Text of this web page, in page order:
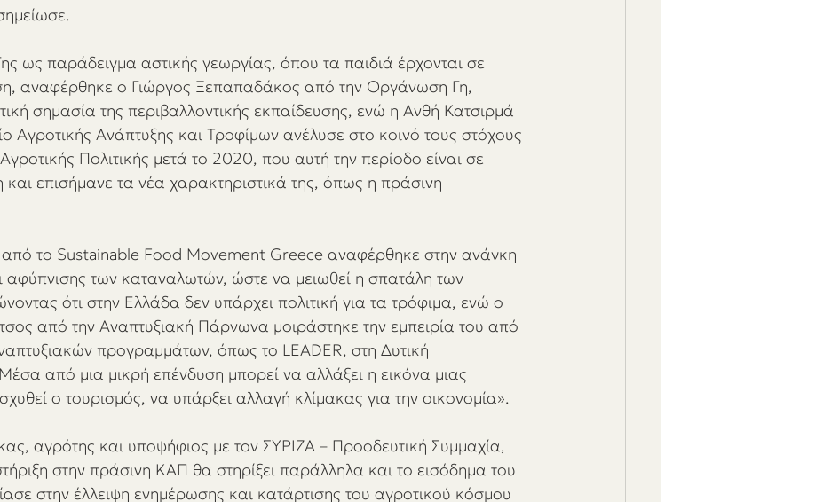
ως παράδειγμα αστικής γεωργίας, όπου τα παιδιά έρχονται σε
αναφέρθηκε ο Γιώργος Ξεπαπαδάκος από την Οργάνωση Γη,
σημασία της περιβαλλοντικής εκπαίδευσης, ενώ η Ανθή Κατσιρμά
Αγροτικής Ανάπτυξης και Τροφίμων ανέλυσε στο κοινό τους στόχους
Πολιτικής μετά το 2020, που αυτή την περίοδο είναι σε
επισήμανε τα νέα χαρακτηριστικά της, όπως η πράσινη
το Sustainable Food Movement Greece αναφέρθηκε στην ανάγκη
αφύπνισης των καταναλωτών, ώστε να μειωθεί η σπατάλη των
ότι στην Ελλάδα δεν υπάρχει πολιτική για τα τρόφιμα, ενώ ο
από την Αναπτυξιακή Πάρνωνα μοιράστηκε την εμπειρία του από
προγραμμάτων, όπως το LEADER, στη Δυτική
από μια μικρή επένδυση μπορεί να αλλάξει η εικόνα μιας
ο τουρισμός, να υπάρξει αλλαγή κλίμακας για την οικονομία».
αγρότης και υποψήφιος με τον ΣΥΡΙΖΑ – Προοδευτική Συμμαχία,
στην πράσινη ΚΑΠ θα στηρίξει παράλληλα και το εισόδημα του
στην έλλειψη ενημέρωσης και κατάρτισης του αγροτικού κόσμου